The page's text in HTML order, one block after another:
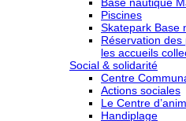
Piscines
Skatepark Base
Réservation
les accueils
Social & solidarité
Centre
Actions sociales
Le Centre
Handiplage